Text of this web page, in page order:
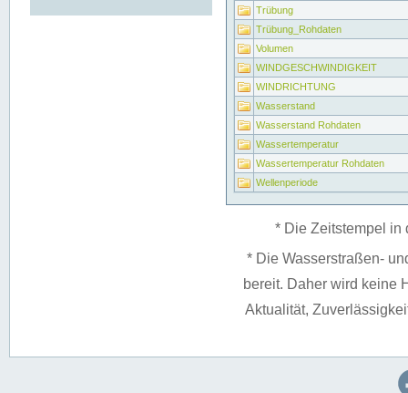
Trübung
Trübung_Rohdaten
Volumen
WINDGESCHWINDIGKEIT
WINDRICHTUNG
Wasserstand
Wasserstand Rohdaten
Wassertemperatur
Wassertemperatur Rohdaten
Wellenperiode
* Die Zeitstempel in
* Die Wasserstraßen-
bereit. Daher wird keine
Aktualität,